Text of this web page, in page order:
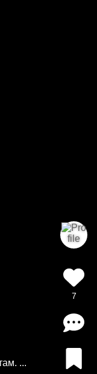
...
7